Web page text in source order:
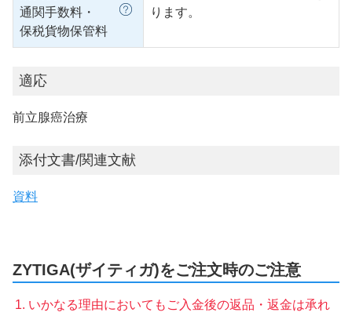
通関手数料・
保税貨物保管料
ります。
適応
前立腺癌治療
添付文書/関連文献
資料
ZYTIGA(ザイティガ)をご注文時のご注意
いかなる理由においてもご入金後の返品・返金は承れ